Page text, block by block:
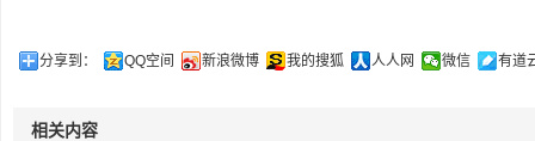
分享到： QQ空间 新浪微博 我的搜狐 人人网 微信 有道
相关内容